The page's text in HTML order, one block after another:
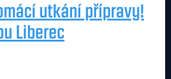
utkání přípravy!
Liberec